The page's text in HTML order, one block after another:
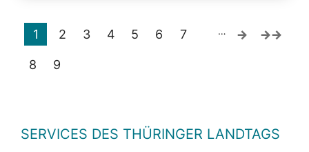
1 2 3 4 5 6 7
8 9
…
SERVICES DES THÜRINGER LANDTAGS